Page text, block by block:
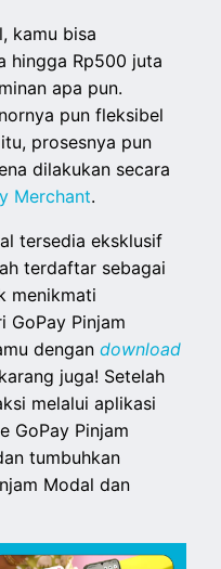
kamu bisa
hingga Rp500 juta
apa pun.
pun fleksibel
prosesnya pun
dilakukan secara
Merchant.
tersedia eksklusif
terdaftar sebagai
menikmati
GoPay Pinjam
dengandownload
juga! Setelah
melalui aplikasi
GoPay Pinjam
tumbuhkan
Modal dan